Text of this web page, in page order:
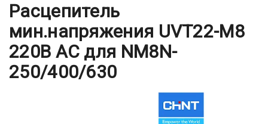
Расцепитель
мин.напряжения UVT22-M8
220В AС для NM8N-
250/400/630